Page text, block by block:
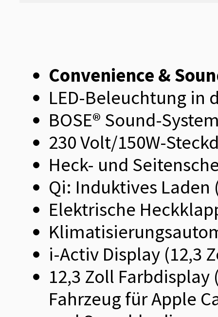
Convenience &
LED-Beleuchtung in
BOSE® Sound-
230 Volt/150W-
Heck- und
Qi: Induktives
Elektrische
i-Activ Display (12,3
12,3 Zoll
Fahrzeug für Apple